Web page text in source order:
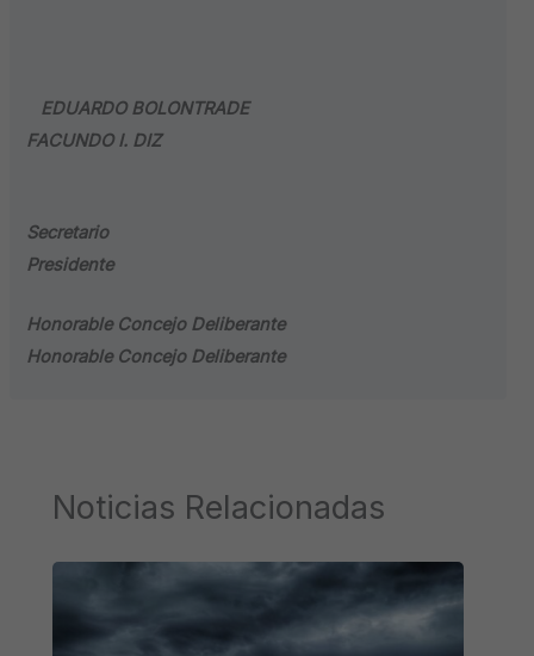
EDUARDO BOLONTRADE
FACUNDO I. DIZ
Secretario
Presidente
Honorable Concejo Deliberante
Honorable Concejo Deliberante
Noticias Relacionadas